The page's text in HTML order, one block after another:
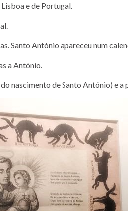
e de Portugal.
Santo António apareceu num
a António.
de Santo António) e a